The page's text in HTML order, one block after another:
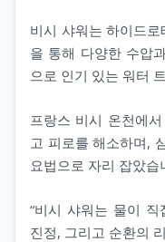
비시 샤워는 하이드
을 통해 다양한 수압
으로 인기 있는 워터
프랑스 비시 온천에
고 피로를 해소하며,
요법으로 자리 잡았습
“비시 샤워는 물이
진정, 그리고 순환의